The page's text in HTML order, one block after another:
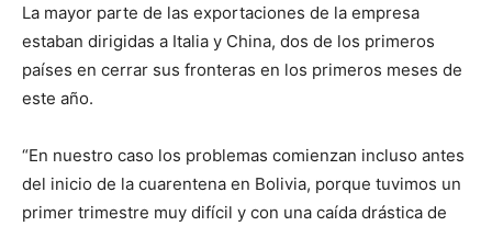
La mayor parte de las exportaciones de la empresa
estaban dirigidas a Italia y China, dos de los primeros
países en cerrar sus fronteras en los primeros meses de
este año.
“En nuestro caso los problemas comienzan incluso antes
del inicio de la cuarentena en Bolivia, porque tuvimos un
primer trimestre muy difícil y con una caída drástica de